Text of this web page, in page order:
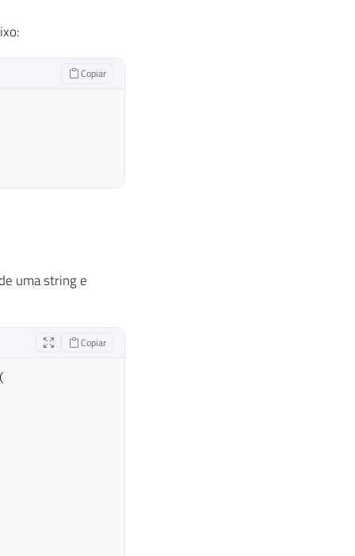
Copiar
uma string e
Copiar
(